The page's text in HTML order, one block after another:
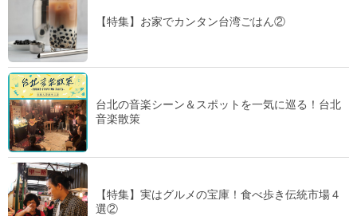
【特集】お家でカンタン台湾ごはん②
台北の音楽シーン＆スポットを一気に巡る！台北
音楽散策
【特集】実はグルメの宝庫！食べ歩き伝統市場４
選②